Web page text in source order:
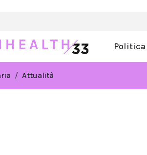
Attualità